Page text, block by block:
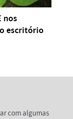
nos
escritório
com algumas